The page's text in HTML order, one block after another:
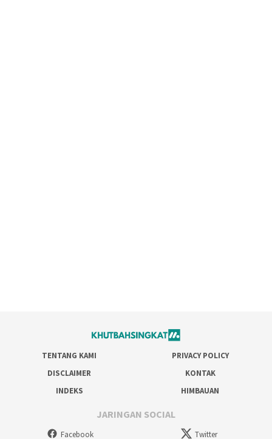
TENTANG KAMI
PRIVACY POLICY
DISCLAIMER
KONTAK
INDEKS
HIMBAUAN
JARINGAN SOCIAL
Facebook Twitter